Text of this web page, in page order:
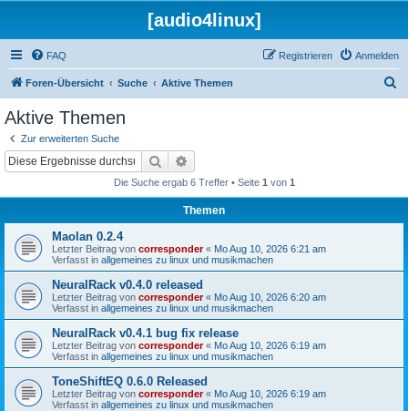
[audio4linux]
FAQ Anmelden
Registrieren
Foren-Übersicht Suche Aktive Themen
Aktive Themen
Zur erweiterten Suche
Suche
Die Suche ergab 6 Treffer • Seite 1 von 1
Themen
Maolan 0.2.4
Letzter Beitrag von corresponder« Mo Aug 10, 2026 6:21 am
Verfasst in allgemeines zu linux und musikmachen
NeuralRack v0.4.0 released
Letzter Beitrag von corresponder« Mo Aug 10, 2026 6:20 am
Verfasst in allgemeines zu linux und musikmachen
NeuralRack v0.4.1 bug fix release
Letzter Beitrag von corresponder« Mo Aug 10, 2026 6:19 am
Verfasst in allgemeines zu linux und musikmachen
ToneShiftEQ 0.6.0 Released
Letzter Beitrag von corresponder« Mo Aug 10, 2026 6:19 am
Verfasst in allgemeines zu linux und musikmachen